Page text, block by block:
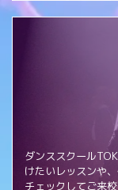
ダンススクール
けたいレッスンや
チェックしてご来